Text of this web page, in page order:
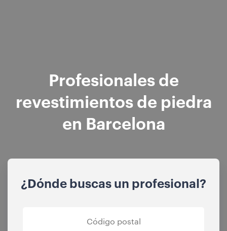
Profesionales de
revestimientos de piedra
en Barcelona
¿Dónde buscas un profesional?